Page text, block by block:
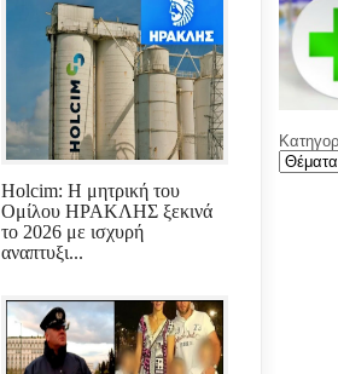
Holcim: Η μητρική του
Ομίλου ΗΡΑΚΛΗΣ ξεκινά
το 2026 με ισχυρή
αναπτυξι...
την